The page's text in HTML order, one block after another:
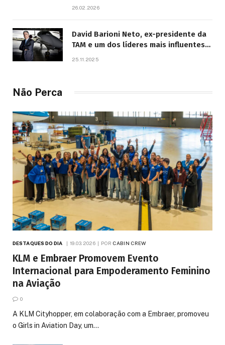
26.02.2026
David Barioni Neto, ex-presidente da
TAM e um dos líderes mais influentes
25.11.2025
Não Perca
DESTAQUES DO DIA 19.03.2026 POR CABIN CREW
KLM e Embraer Promovem Evento
Internacional para Empoderamento Feminino
na Aviação
0
A KLM Cityhopper, em colaboração com a Embraer, promoveu
o Girls in Aviation Day, um…